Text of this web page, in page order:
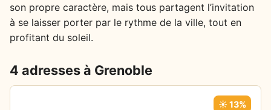
son propre caractère, mais tous partagent l’invitation
à se laisser porter par le rythme de la ville, tout en
profitant du soleil.
4 adresses à Grenoble
☀️ 13%